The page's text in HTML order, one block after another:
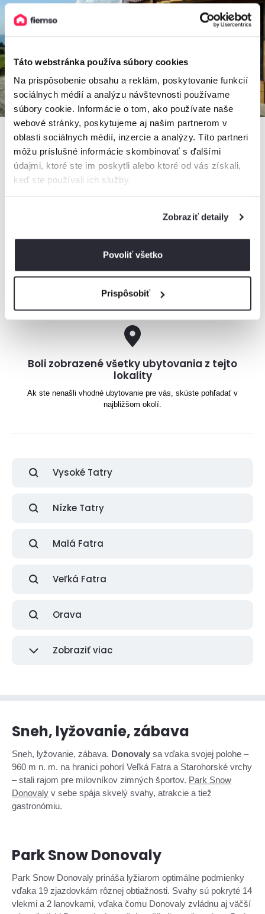
Táto webstránka používa súbory cookies
Na prispôsobenie obsahu a reklám, poskytovanie funkcií
sociálnych médií a analýzu návštevnosti používame
súbory cookie. Informácie o tom, ako používate naše
webové stránky, poskytujeme aj našim partnerom v
oblasti sociálnych médií, inzercie a analýzy. Títo partneri
môžu príslušné informácie skombinovať s ďalšími
údajmi, ktoré ste im poskytli alebo ktoré od vás získali,
keď ste používali ich služby.
Zobraziť detaily
Povoliť všetko
Prispôsobiť
MONTANA RESIDENCE - Chata El Clasico a Chata El
Niňo
Boli zobrazené všetky ubytovania z tejto
lokality
Ak ste nenašli vhodné ubytovanie pre vás, skúste pohľadať v
najbližšom okolí.
Vysoké Tatry
Nízke Tatry
Malá Fatra
Veľká Fatra
Orava
Zobraziť viac
Sneh, lyžovanie, zábava
Sneh, lyžovanie, zábava. Donovaly sa vďaka svojej polohe –
960 m n. m. na hranici pohorí Veľká Fatra a Starohorské vrchy
– stali rajom pre milovníkov zimných športov. Park Snow
Donovaly v sebe spája skvelý svahy, atrakcie a tiež
gastronómiu.
Park Snow Donovaly
Park Snow Donovaly prináša lyžiarom optimálne podmienky
vďaka 19 zjazdovkám rôznej obtiažnosti. Svahy sú pokryté 14
vlekmi a 2 lanovkami, vďaka čomu Donovaly zvládnu aj väčší